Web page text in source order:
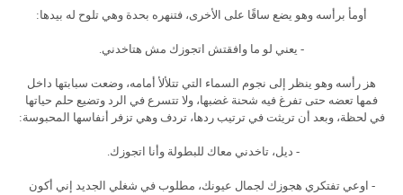
أومأ برأسه وهو يضع ساقًا على الأخرى، فتنهره بحدة وهي تلوح له بيدها:
- يعني لو ما وافقتش اتجوزك مش هتاخدني.
هز رأسه وهو ينظر إلى نجوم السماء التي تتلألأ أمامه، وضعت سبابتها داخل
فمها تعضه حتى تفرغ فيه شحنة غضبها، ولا تتسرع في الرد وتضيع حلم حياتها
في لحظة، وبعد أن تريثت في ترتيب ردها، تردف وهي تزفر أنفاسها المحبوسة:
- ديل، تاخدني معاك للبطولة وأنا اتجوزك.
- اوعي تفتكري هجوزك لجمال عيونك، مطلوب في شغلي الجديد إني أكون